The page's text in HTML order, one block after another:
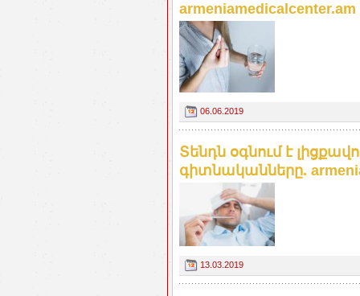
armeniamedicalcenter.am
06.06.2019
Տենդն օգնում է
գիտնականները.
13.03.2019